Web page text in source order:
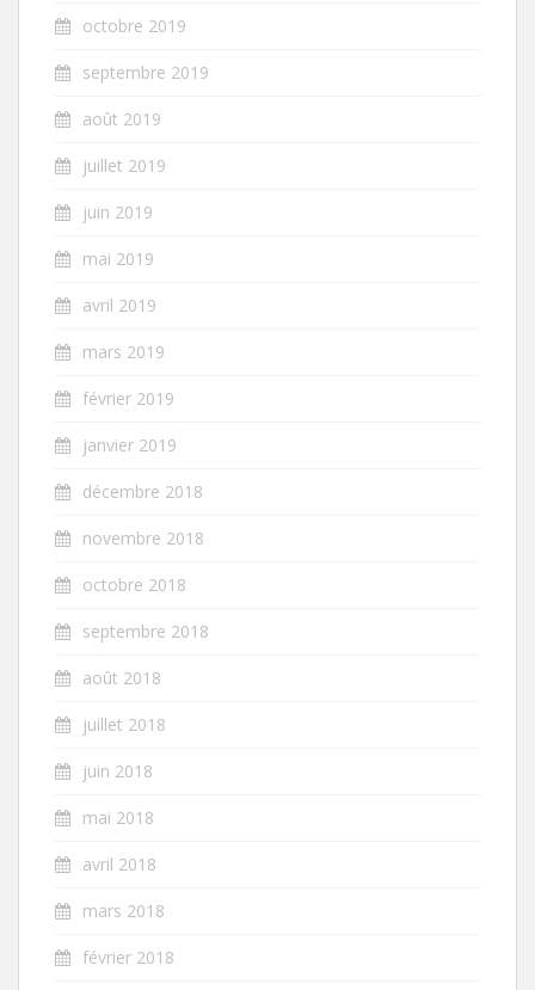
octobre 2019
septembre 2019
août 2019
juillet 2019
juin 2019
mai 2019
avril 2019
mars 2019
février 2019
janvier 2019
décembre 2018
novembre 2018
octobre 2018
septembre 2018
août 2018
juillet 2018
juin 2018
mai 2018
avril 2018
mars 2018
février 2018